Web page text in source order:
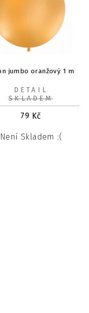
jumbo oranžový 1 m
79 Kč
Není Skladem :(
DETAIL
SKLADEM